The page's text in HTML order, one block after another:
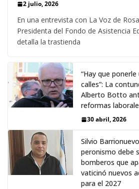
2 julio, 2026
En una entrevista con La Voz de
Presidenta del Fondo de Asistencia
detalla la trastienda
“Hay que
calles”: La
Alberto Botto
reformas
30 abril, 2026
Silvio
peronismo debe
bomberos que
vaticinó nuevos
para el 2027